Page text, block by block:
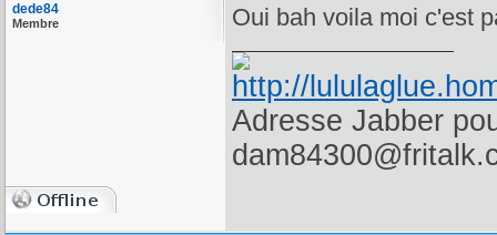
dede84
Membre Oui bah voila moi c'est
Adresse Jabber